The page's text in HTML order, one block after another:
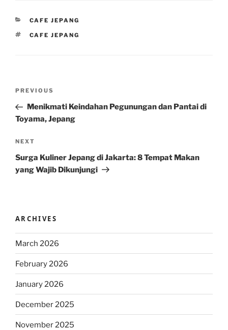
CATEGORIES
CAFE JEPANG
TAGS
CAFE JEPANG
Previous
Post
PREVIOUS
Menikmati Keindahan Pegunungan dan Pantai di
Toyama, Jepang
Next
Post
NEXT
Surga Kuliner Jepang di Jakarta: 8 Tempat Makan
yang Wajib Dikunjungi
ARCHIVES
March 2026
February 2026
January 2026
December 2025
November 2025